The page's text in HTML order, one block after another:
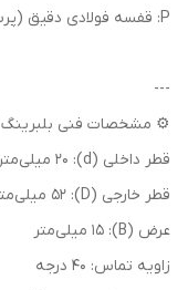
P: قفسه فولادی دقیق (پرس‌شده یا ماشین‌کاری‌شده)
---
⚙️ مشخصات فنی بلبرینگ 7304 BEP SKF:
قطر داخلی (d): 20 میلی‌متر
قطر خارجی (D): 52 میلی‌متر
عرض (B): 15 میلی‌متر
زاویه تماس: 40 درجه